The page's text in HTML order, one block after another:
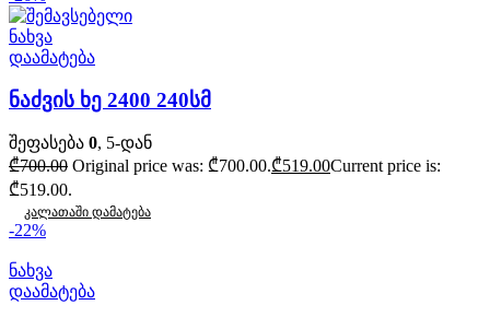
ნახვა
დაამატება
ნაძვის ხე 2400 240სმ
შეფასება 0, 5-დან
₾700.00 Original price was: ₾700.00.₾519.00Current price is:
₾519.00.
კალათაში დამატება
-22%
ნახვა
დაამატება